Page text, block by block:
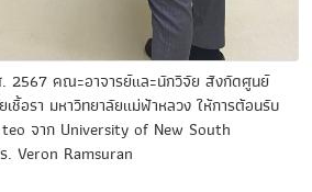
2567 คณะอาจารย์และนักวิจัย สังกัดศูนย์
เชื้อรา มหาวิทยาลัยแม่ฟ้าหลวง ให้การต้อนรับ
จาก University of New South
. Veron Ramsuran